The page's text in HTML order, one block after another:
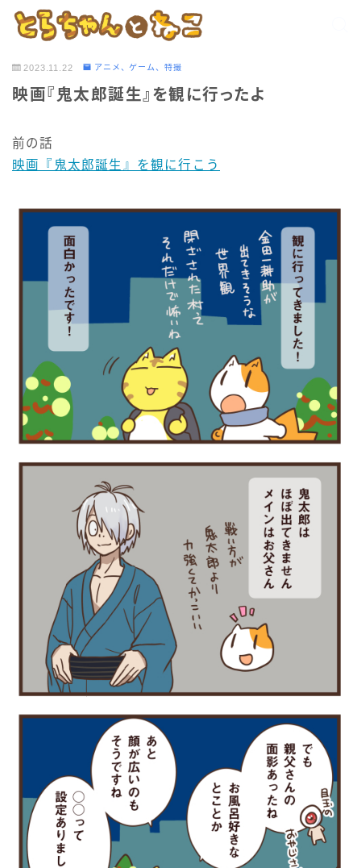
2023.11.22 アニメ、ゲーム、特撮
映画『鬼太郎誕生』を観に行ったよ
前の話
映画『鬼太郎誕生』を観に行こう